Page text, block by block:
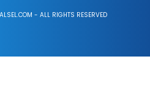
- ALL RIGHTS RESERVED